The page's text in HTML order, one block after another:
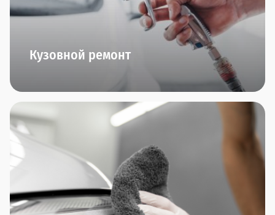
Кузовной ремонт
Кузовные работы любой сложности, работы с
алюминием, малярные работы (и даже
аэрография!), ремонт пластика, замена стекол,
полировка автомобиля - все это мы умеем и
можем делать в нашем центре малярно-кузовного
ремонта "Прагматика". Приезжайте. Вам